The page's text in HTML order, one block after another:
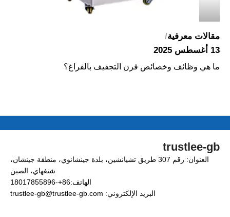
مقالات معرفية
13 أغسطس 2025
ما هي وظائف وخصائص فرن التجفيف بالفراغ؟
trustlee-gb
العنوان: رقم 307 طريق تشيانشين، بلدة جينشانوي، منطقة جينشان،
شنغهاي، الصين
الهاتف:86+-18017855896
البريد الإلكتروني: trustlee-gb@trustlee-gb.com